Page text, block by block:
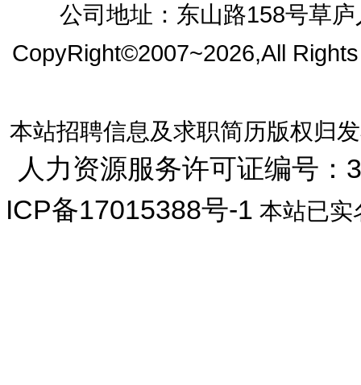
公司地址：东山路158号草
CopyRight©2007~2026,All
本站招聘信息及求职简历版权归
人力资源服务许可证编号
ICP备17015388号-1 本站已